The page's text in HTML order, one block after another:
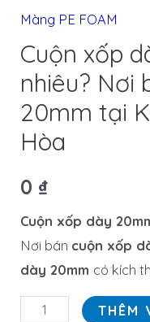
Màng PE FOAM
Cuộn xốp
nhiêu? Nơi
20mm tại
Hòa
0 ₫
Cuộn xốp dày
Nơi bán cuộn xốp
dày 20mm có kích
THÊM